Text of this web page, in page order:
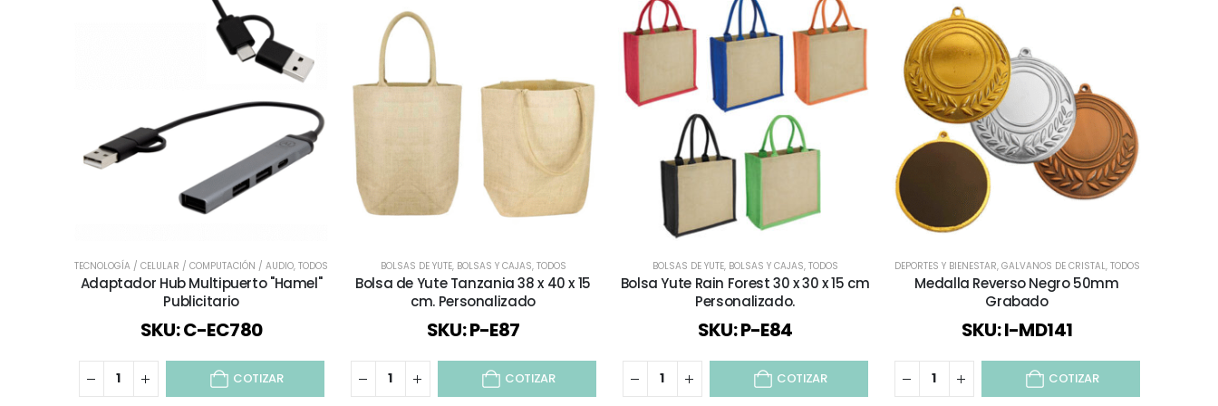
TECNOLOGÍA / CELULAR / COMPUTACIÓN / AUDIO, TODOS
Adaptador Hub Multipuerto "Hamel"
Publicitario
SKU: C-EC780
COTIZAR
BOLSAS DE YUTE, BOLSAS Y CAJAS, TODOS
Bolsa de Yute Tanzania 38 x 40 x 15
cm. Personalizado
SKU: P-E87
COTIZAR
BOLSAS DE YUTE, BOLSAS Y CAJAS, TODOS
Bolsa Yute Rain Forest 30 x 30 x 15 cm
Personalizado.
SKU: P-E84
COTIZAR
DEPORTES Y BIENESTAR, GALVANOS DE CRISTAL, TODOS
Medalla Reverso Negro 50mm
Grabado
SKU: I-MD141
COTIZAR